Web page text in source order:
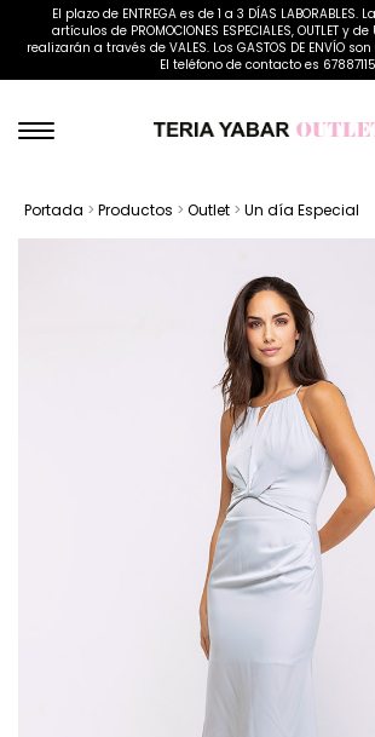
El plazo de ENTREGA es de 1 a 3 DÍAS LABORABLES.
artículos de PROMOCIONES ESPECIALES, OUTLET y de
realizarán a través de VALES. Los GASTOS DE ENVÍO
El teléfono de contacto es
Portada > Productos > Outlet > Un día Especial